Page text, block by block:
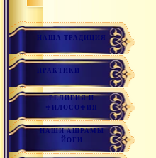
НАША ТРАДИЦИЯ
ПРАКТИКИ
РЕЛИГИЯ И
ФИЛОСОФИЯ
НАШИ АШРАМЫ
ЙОГИ